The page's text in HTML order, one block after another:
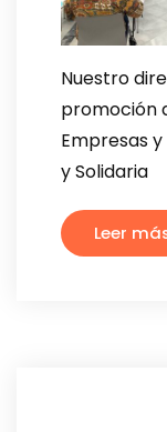
Nuestro
promoción
Empresas
y Solidaria
Leer